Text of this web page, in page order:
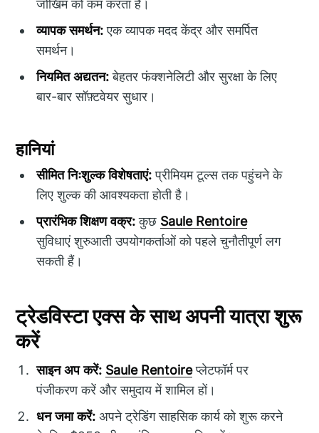
जोखिम को कम करता है।
व्यापक समर्थन:एक व्यापक मदद केंद्र और समर्पित
समर्थन।
नियमित अद्यतन:बेहतर फंक्शनेलिटी और सुरक्षा के लिए
बार-बार सॉफ़्टवेयर सुधार।
हानियां
सीमित निःशुल्क विशेषताएं:प्रीमियम टूल्स तक पहुंचने के
लिए शुल्क की आवश्यकता होती है।
प्रारंभिक शिक्षण वक्र:कुछ Saule Rentoire
सुविधाएं शुरुआती उपयोगकर्ताओं को पहले चुनौतीपूर्ण लग
सकती हैं।
ट्रेडविस्टा एक्स के साथ अपनी यात्रा शुरू
करें
साइन अप करें: Saule Rentoireप्लेटफॉर्म पर
पंजीकरण करें और समुदाय में शामिल हों।
धन जमा करें: अपने ट्रेडिंग साहसिक कार्य को शुरू करने